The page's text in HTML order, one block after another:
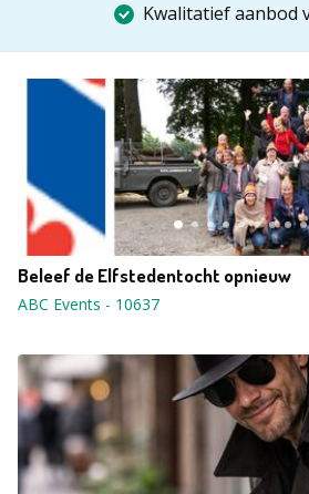
Kwalitatief aanbod
Beleef de Elfstedentocht opnieuw
ABC Events - 10637